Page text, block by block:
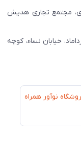
مجتمع تجاری هدیش
خیابان نساء، کوچه